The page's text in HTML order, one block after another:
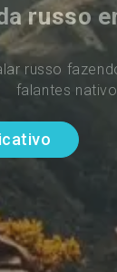
russo
russo
falantes